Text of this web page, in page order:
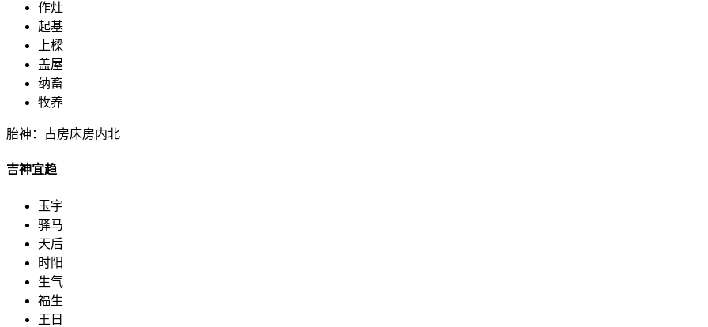
作灶
起基
上樑
盖屋
纳畜
牧养
胎神：占房床房内北
吉神宜趋
玉宇
驿马
天后
时阳
生气
福生
王日